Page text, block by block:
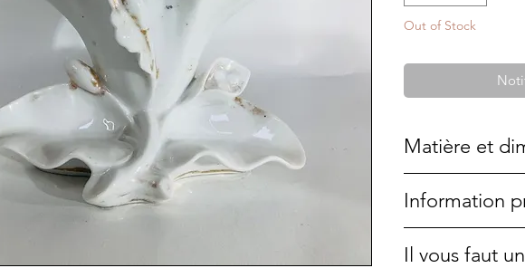
Out of Stock
Matière et
14x7cm
Information
une pièce
Il vous faut